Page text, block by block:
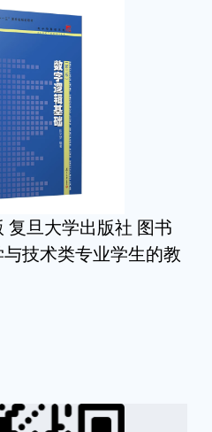
复旦大学出版社 图书
技术类专业学生的教